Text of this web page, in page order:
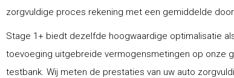
zorgvuldige proces rekening met een gemiddelde
Stage 1+ biedt dezelfde hoogwaardige optimalisatie
toevoeging uitgebreide vermogensmetingen op onze
testbank. Wij meten de prestaties van uw auto